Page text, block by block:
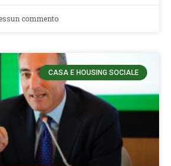
commento
CASA E HOUSING SOCIALE